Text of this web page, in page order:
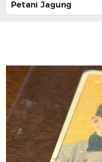
Petani Jagung